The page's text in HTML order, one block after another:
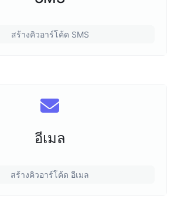
สร้างคิวอาร์โค้ด SMS
อีเมล
สร้างคิวอาร์โค้ด อีเมล